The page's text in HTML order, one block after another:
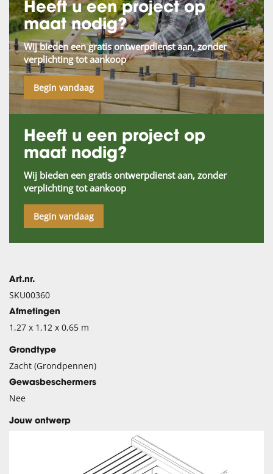
Heeft u een project op
maat nodig?
Wij bieden een gratis ontwerpdienst aan, zonder
verplichting tot aankoop
Begin vandaag
Heeft u een project op
maat nodig?
Wij bieden een gratis ontwerpdienst aan, zonder
verplichting tot aankoop
Begin vandaag
Art.nr.
SKU00360
Afmetingen
1,27 x 1,12 x 0,65 m
Grondtype
Zacht (Grondpennen)
Gewasbeschermers
Nee
Jouw ontwerp